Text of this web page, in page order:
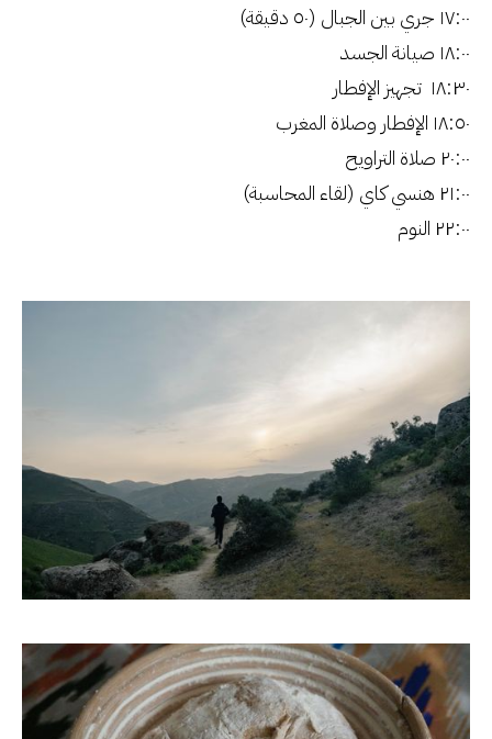
١٧:٠٠ جري بين الجبال (٥٠ دقيقة)
١٨:٠٠ صيانة الجسد
١٨:٣٠ تجهيز الإفطار
١٨:٥٠ الإفطار وصلاة المغرب
٢٠:٠٠ صلاة التراويح
٢١:٠٠ هنسي كاي (لقاء المحاسبة)
٢٢:٠٠ النوم